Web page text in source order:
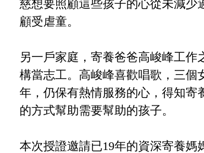
慈想要照顧這些孩子的心從未減少
顧受虐童。
另一戶家庭，寄養爸爸高峻峰工
構當志工。高峻峰喜歡唱歌，三個
年，仍保有熱情服務的心，得知寄
的方式幫助需要幫助的孩子。
本次授證邀請已19年的資深寄養